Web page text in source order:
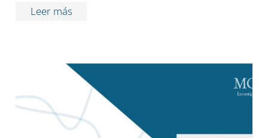
Leer más